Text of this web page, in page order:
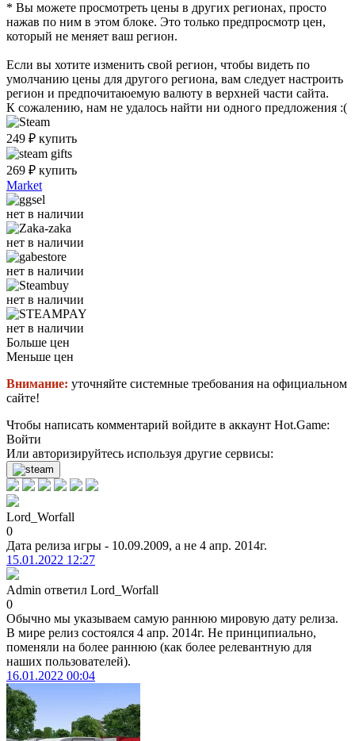
* Вы можете просмотреть цены в других регионах, просто
нажав по ним в этом блоке. Это только предпросмотр цен,
который не меняет ваш регион.
Если вы хотите изменить свой регион, чтобы видеть по
умолчанию цены для другого региона, вам следует настроить
регион и предпочитаюемую валюту в верхней части сайта.
К сожалению, нам не удалось найти ни одного предложения :(
249 ₽ купить
269 ₽ купить
Market
нет в наличии
нет в наличии
нет в наличии
нет в наличии
нет в наличии
Больше цен
Меньше цен
Внимание: уточняйте системные требования на официальном
сайте!
Чтобы написать комментарий войдите в аккаунт Hot.Game:
Войти
Или авторизируйтесь используя другие сервисы:
Lord_Worfall
0
Дата релиза игры - 10.09.2009, а не 4 апр. 2014г.
15.01.2022 12:27
Admin ответил Lord_Worfall
0
Обычно мы указываем самую раннюю мировую дату релиза.
В мире релиз состоялся 4 апр. 2014г. Не принципиально,
поменяли на более раннюю (как более релевантную для
наших пользователей).
16.01.2022 00:04